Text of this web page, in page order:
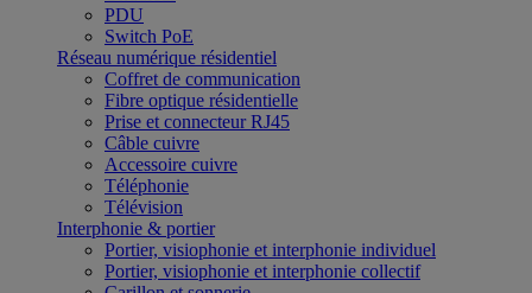
PDU
Switch PoE
Réseau numérique résidentiel
Coffret de communication
Fibre optique résidentielle
Prise et connecteur RJ45
Câble cuivre
Accessoire cuivre
Téléphonie
Télévision
Interphonie & portier
Portier, visiophonie et interphonie individuel
Portier, visiophonie et interphonie collectif